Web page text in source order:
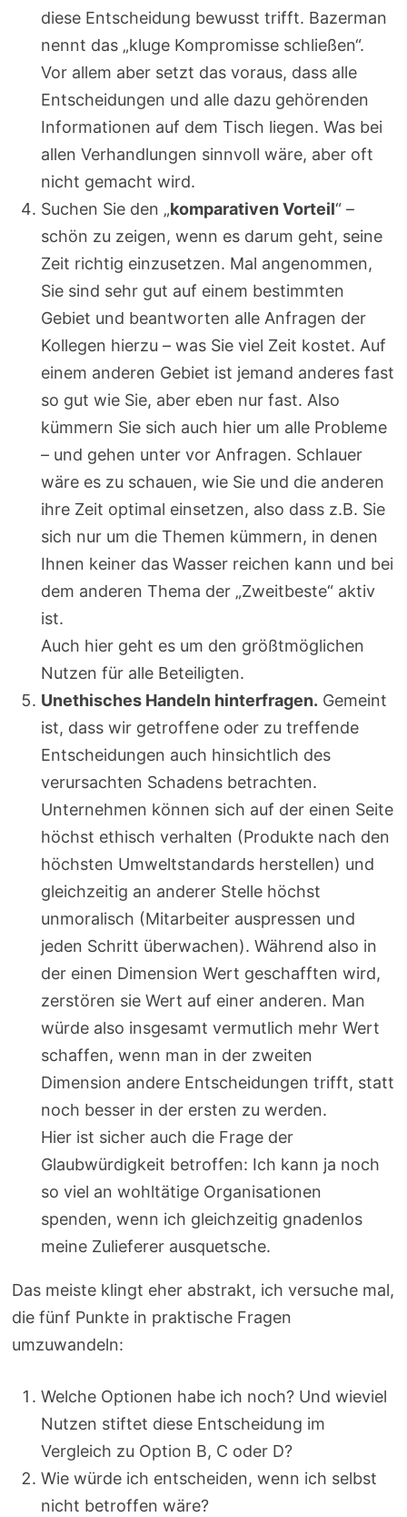
diese Entscheidung bewusst trifft. Bazerman
nennt das „kluge Kompromisse schließen“.
Vor allem aber setzt das voraus, dass alle
Entscheidungen und alle dazu gehörenden
Informationen auf dem Tisch liegen. Was bei
allen Verhandlungen sinnvoll wäre, aber oft
nicht gemacht wird.
Suchen Sie den „komparativen Vorteil“ –
schön zu zeigen, wenn es darum geht, seine
Zeit richtig einzusetzen. Mal angenommen,
Sie sind sehr gut auf einem bestimmten
Gebiet und beantworten alle Anfragen der
Kollegen hierzu – was Sie viel Zeit kostet. Auf
einem anderen Gebiet ist jemand anderes fast
so gut wie Sie, aber eben nur fast. Also
kümmern Sie sich auch hier um alle Probleme
– und gehen unter vor Anfragen. Schlauer
wäre es zu schauen, wie Sie und die anderen
ihre Zeit optimal einsetzen, also dass z.B. Sie
sich nur um die Themen kümmern, in denen
Ihnen keiner das Wasser reichen kann und bei
dem anderen Thema der „Zweitbeste“ aktiv
ist.
Auch hier geht es um den größtmöglichen
Nutzen für alle Beteiligten.
Unethisches Handeln hinterfragen. Gemeint
ist, dass wir getroffene oder zu treffende
Entscheidungen auch hinsichtlich des
verursachten Schadens betrachten.
Unternehmen können sich auf der einen Seite
höchst ethisch verhalten (Produkte nach den
höchsten Umweltstandards herstellen) und
gleichzeitig an anderer Stelle höchst
unmoralisch (Mitarbeiter auspressen und
jeden Schritt überwachen). Während also in
der einen Dimension Wert geschafften wird,
zerstören sie Wert auf einer anderen. Man
würde also insgesamt vermutlich mehr Wert
schaffen, wenn man in der zweiten
Dimension andere Entscheidungen trifft, statt
noch besser in der ersten zu werden.
Hier ist sicher auch die Frage der
Glaubwürdigkeit betroffen: Ich kann ja noch
so viel an wohltätige Organisationen
spenden, wenn ich gleichzeitig gnadenlos
meine Zulieferer ausquetsche.
Das meiste klingt eher abstrakt, ich versuche mal,
die fünf Punkte in praktische Fragen
umzuwandeln:
Welche Optionen habe ich noch? Und wieviel
Nutzen stiftet diese Entscheidung im
Vergleich zu Option B, C oder D?
Wie würde ich entscheiden, wenn ich selbst
nicht betroffen wäre?